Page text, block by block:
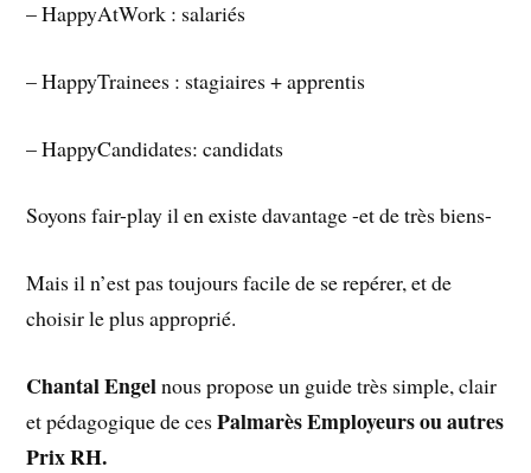
– HappyAtWork : salariés
– HappyTrainees : stagiaires + apprentis
– HappyCandidates: candidats
Soyons fair-play il en existe davantage -et de très biens-
Mais il n’est pas toujours facile de se repérer, et de
choisir le plus approprié.
Chantal Engelnous propose un guide très simple, clair
et pédagogique de cesPalmarès Employeurs ou autres
Prix RH.